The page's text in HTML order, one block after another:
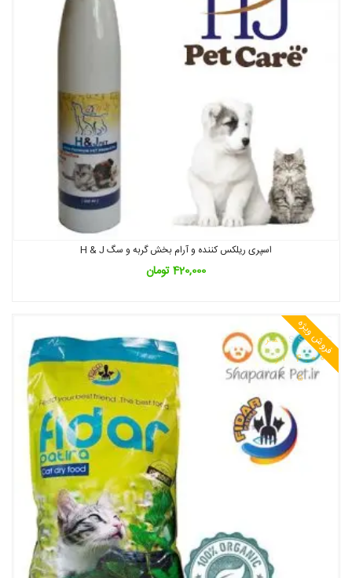
اسپری ریلکس کننده و آرام بخش گربه و سگ H & J
420,000تومان
فروش ویژه نمره
4.00از
5